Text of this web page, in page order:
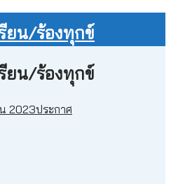
ยน/ร้องทุกข์
ยน/ร้องทุกข์
2023ประกาศ